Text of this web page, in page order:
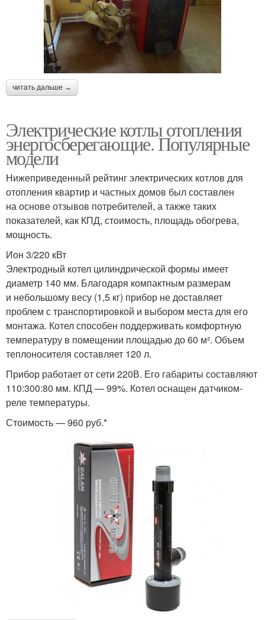
читать дальше →
Электрические котлы отопления
энергосберегающие. Популярные
модели
Нижеприведенный рейтинг электрических котлов для
отопления квартир и частных домов был составлен
на основе отзывов потребителей, а также таких
показателей, как КПД, стоимость, площадь обогрева,
мощность.
Ион 3/220 кВт
Электродный котел цилиндрической формы имеет
диаметр 140 мм. Благодаря компактным размерам
и небольшому весу (1,5 кг) прибор не доставляет
проблем с транспортировкой и выбором места для его
монтажа. Котел способен поддерживать комфортную
температуру в помещении площадью до 60 м². Объем
теплоносителя составляет 120 л.
Прибор работает от сети 220В. Его габариты составляют
110:300:80 мм. КПД — 99%. Котел оснащен датчиком-
реле температуры.
Стоимость — 960 руб.*